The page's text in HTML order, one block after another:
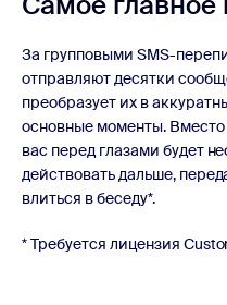
За групповыми SMS-
отправляют десятки
преобразует их в
основные моменты.
вас перед глазами будет
действовать дальше,
влиться в беседу*.
* Требуется лицензия